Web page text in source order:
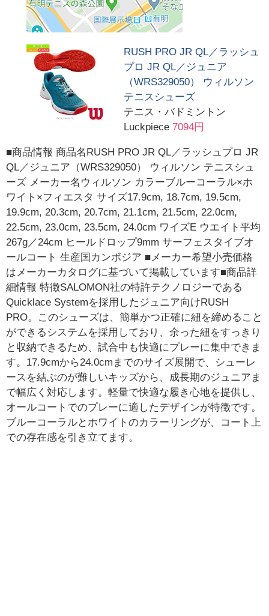
RUSH PRO JR QL／ラッシュ
プロ JR QL／ジュニア
（WRS329050） ウィルソン
テニスシューズ
テニス・バドミントン
Luckpiece 7094円
■商品情報 商品名RUSH PRO JR QL／ラッシュプロ JR
QL／ジュニア（WRS329050） ウィルソン テニスシュ
ーズ メーカー名ウィルソン カラーブルーコーラル×ホ
ワイト×フィエスタ サイズ17.9cm, 18.7cm, 19.5cm,
19.9cm, 20.3cm, 20.7cm, 21.1cm, 21.5cm, 22.0cm,
22.5cm, 23.0cm, 23.5cm, 24.0cm ワイズE ウエイト平均
267g／24cm ヒールドロップ9mm サーフェスタイブオ
ールコート 生産国カンボジア ■メーカー希望小売価格
はメーカーカタログに基づいて掲載しています■商品詳
細情報 特徴SALOMON社の特許テクノロジーである
Quicklace Systemを採用したジュニア向けRUSH
PRO。このシューズは、簡単かつ正確に紐を締めること
ができるシステムを採用しており、余った紐をすっきり
と収納できるため、試合中も快適にプレーに集中できま
す。17.9cmから24.0cmまでのサイズ展開で、シューレ
ースを結ぶのが難しいキッズから、成長期のジュニアま
で幅広く対応します。軽量で快適な履き心地を提供し、
オールコートでのプレーに適したデザインが特徴です。
ブルーコーラルとホワイトのカラーリングが、コート上
での存在感を引き立てます。